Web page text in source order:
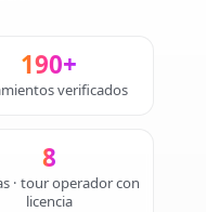
190+
verificados
8
· tour operador con
licencia